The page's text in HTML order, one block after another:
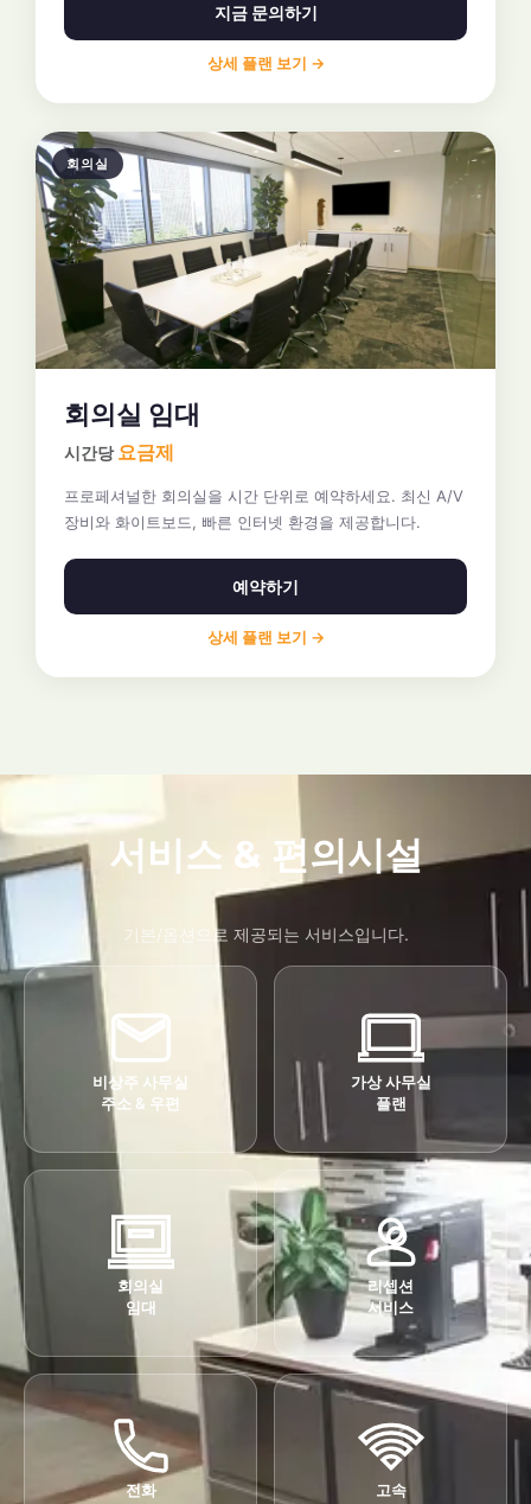
지금 문의하기
상세 플랜 보기 →
회의실
회의실 임대
시간당요금제
프로페셔널한 회의실을 시간 단위로 예약하세요. 최신 A/V
장비와 화이트보드, 빠른 인터넷 환경을 제공합니다.
예약하기
상세 플랜 보기 →
서비스 & 편의시설
기본/옵션으로 제공되는 서비스입니다.
비상주 사무실
주소 & 우편
가상 사무실
플랜
회의실
임대
리셉션
서비스
전화
고속